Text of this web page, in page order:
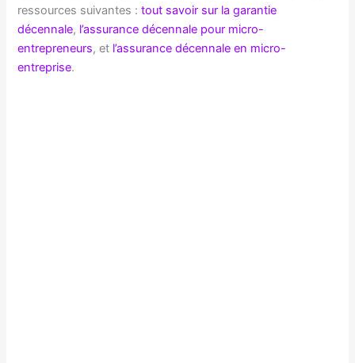
ressources suivantes :tout savoir sur la garantie
décennale, l’assurance décennale pour micro-
entrepreneurs, et l’assurance décennale en micro-
entreprise.